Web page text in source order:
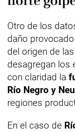
Otro de los
daño
del origen de
desagregan los
con claridad la
Río Negro y
regiones
En el caso de